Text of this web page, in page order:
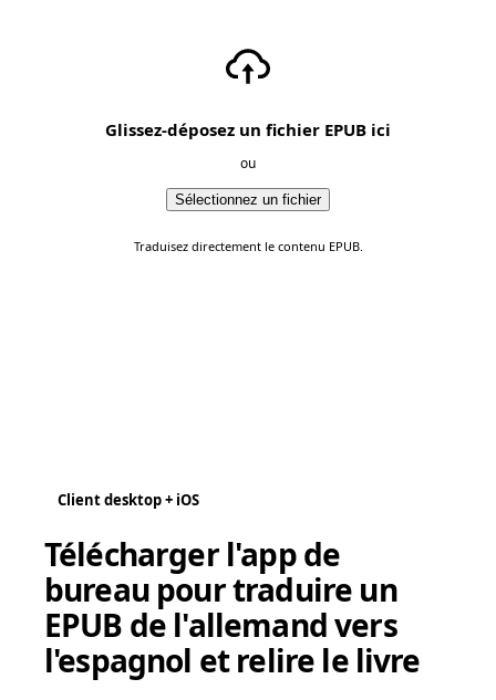
Glissez-déposez un fichier EPUB ici
ou
Sélectionnez un fichier
Traduisez directement le contenu EPUB.
Client desktop + iOS
Télécharger l'app de
bureau pour traduire un
EPUB de l'allemand vers
l'espagnol et relire le livre